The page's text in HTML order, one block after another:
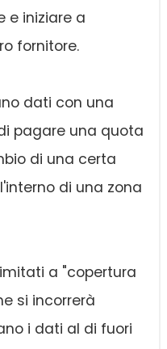
e iniziare a
fornitore.
dati con una
pagare una quota
di una certa
di una zona
a "copertura
si incorrerà
i dati al di fuori